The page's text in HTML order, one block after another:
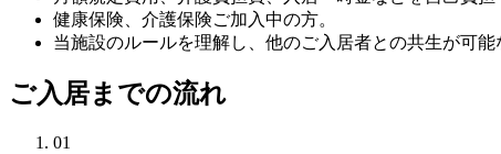
健康保険、介護保険ご加入中の方。
当施設のルールを理解し、他のご入居者との共生が可能
ご入居までの流れ
01